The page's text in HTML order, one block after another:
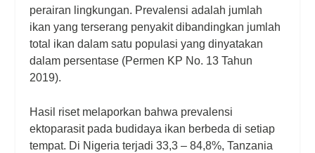
perairan lingkungan. Prevalensi adalah jumlah
ikan yang terserang penyakit dibandingkan jumlah
total ikan dalam satu populasi yang dinyatakan
dalam persentase (Permen KP No. 13 Tahun
2019).
Hasil riset melaporkan bahwa prevalensi
ektoparasit pada budidaya ikan berbeda di setiap
tempat. Di Nigeria terjadi 33,3 – 84,8%, Tanzania